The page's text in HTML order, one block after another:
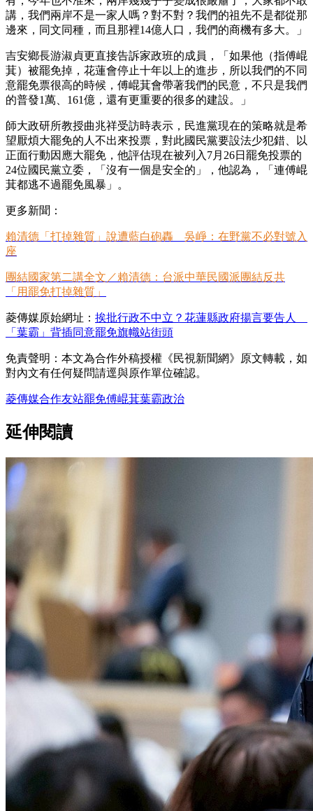
講，我們兩岸不是一家人嗎？對不對？我們的祖先不是都從那
邊來，同文同種，而且那裡14億人口，我們的商機有多大。」
吉安鄉長游淑貞更直接告訴家政班的成員，「如果他（指傅崐
萁）被罷免掉，花蓮會停止十年以上的進步，所以我們的不同
意罷免票很高的時候，傅崐萁會帶著我們的民意，不只是我們
的普發1萬、161億，還有更重要的很多的建設。」
師大政研所教授曲兆祥受訪時表示，民進黨現在的策略就是希
望厭煩大罷免的人不出來投票，對此國民黨要設法少犯錯、以
正面行動因應大罷免，他評估現在被列入7月26日罷免投票的
24位國民黨立委，「沒有一個是安全的」，他認為，「連傅崐
萁都逃不過罷免風暴」。
更多新聞：
賴清德「打掉雜質」說遭藍白砲轟 吳崢：在野黨不必對號入
座
團結國家第二講全文／賴清德：台派中華民國派團結反共
「用罷免打掉雜質」
菱傳媒原始網址： 挨批行政不中立？花蓮縣政府揚言要告人
「葉霸」背插同意罷免旗幟站街頭
免責聲明：本文為合作外稿授權《民視新聞網》原文轉載，如
對內文有任何疑問請逕與原作單位確認。
菱傳媒合作友站罷免傅崐萁葉霸政治
延伸閱讀